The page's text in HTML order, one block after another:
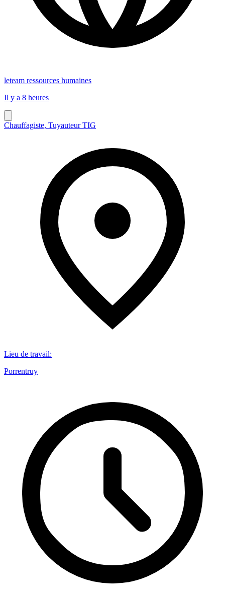
leteam ressources humaines
Il y a 8 heures
Chauffagiste, Tuyauteur TIG
Lieu de travail:
Porrentruy